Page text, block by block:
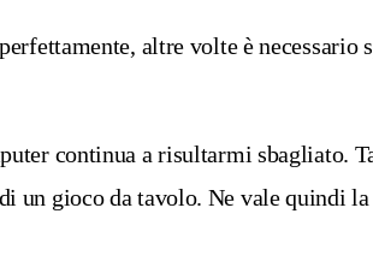
altre volte è
continua a risultarmi sbagliato.
un gioco da tavolo. Ne vale quindi la